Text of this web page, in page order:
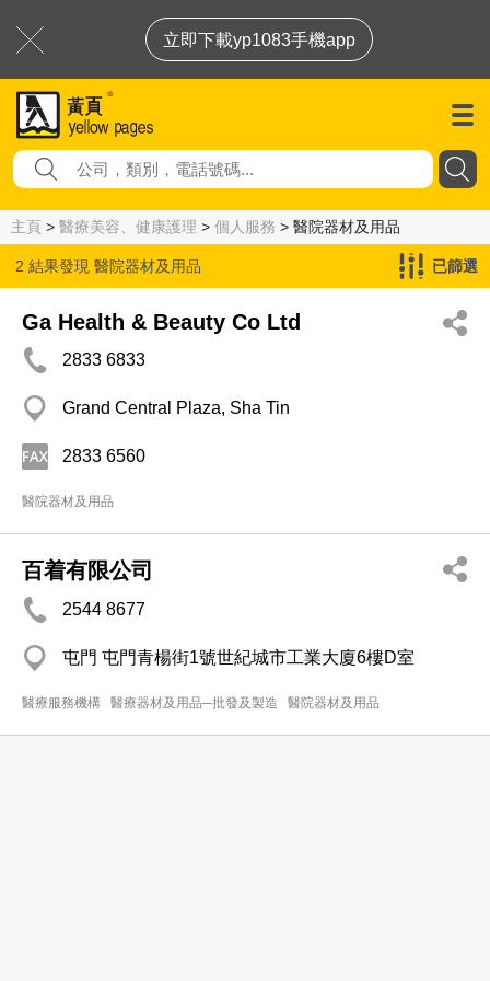
立即下載yp1083手機app
主頁 > 醫療美容、健康護理 > 個人服務 > 醫院器材及用品
2 結果發現 醫院器材及用品 已篩選
Ga Health & Beauty Co Ltd
2833 6833
Grand Central Plaza, Sha Tin
2833 6560
醫院器材及用品
百着有限公司
2544 8677
屯門 屯門青楊街1號世紀城市工業大廈6樓D室
醫療服務機構 醫療器材及用品─批發及製造 醫院器材及用品